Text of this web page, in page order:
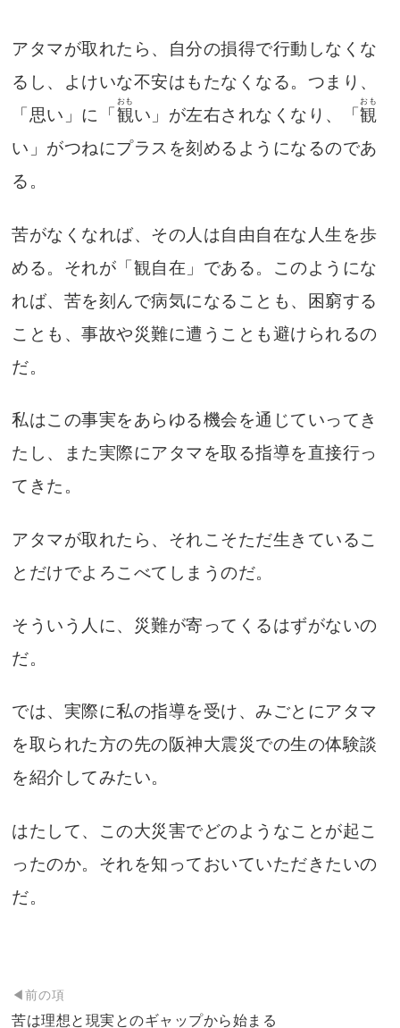
アタマが取れたら、自分の損得で行動しなくな
るし、よけいな不安はもたなくなる。つまり、
「思い」に「 観
おも
い」が左右されなくなり、「観
おも
い」がつねにプラスを刻めるようになるのであ
る。
苦がなくなれば、その人は自由自在な人生を歩
める。それが「観自在」である。このようにな
れば、苦を刻んで病気になることも、困窮する
ことも、事故や災難に遭うことも避けられるの
だ。
私はこの事実をあらゆる機会を通じていってき
たし、また実際にアタマを取る指導を直接行っ
てきた。
アタマが取れたら、それこそただ生きているこ
とだけでよろこべてしまうのだ。
そういう人に、災難が寄ってくるはずがないの
だ。
では、実際に私の指導を受け、みごとにアタマ
を取られた方の先の阪神大震災での生の体験談
を紹介してみたい。
はたして、この大災害でどのようなことが起こ
ったのか。それを知っておいていただきたいの
だ。
投
◀前の項
苦は理想と現実とのギャップから始まる